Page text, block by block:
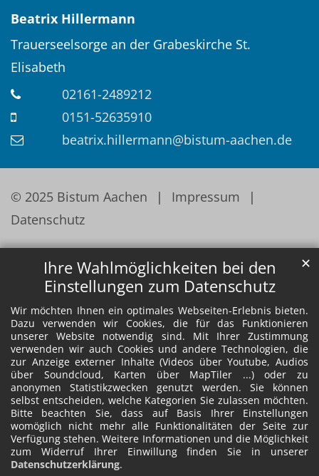
Ihre Wahlmöglichkeiten bei den
Einstellungen zum Datenschutz
Wir möchten Ihnen ein optimales Webseiten-Erlebnis bieten.
Dazu verwenden wir Cookies, die für das Funktionieren
unserer Website notwendig sind. Mit Ihrer Zustimmung
verwenden wir auch Cookies und andere Technologien, die
zur Anzeige externer Inhalte (Videos über Youtube, Audios
über Soundcloud, Karten über MapTiler ...) oder zu
anonymen Statistikzwecken genutzt werden. Sie können
selbst entscheiden, welche Kategorien Sie zulassen möchten.
Bitte beachten Sie, dass auf Basis Ihrer Einstellungen
womöglich nicht mehr alle Funktionalitäten der Seite zur
Verfügung stehen. Weitere Informationen und die Möglichkeit
zum Widerruf Ihrer Einwillung finden Sie in unserer
Datenschutzerklärung.
✕
Beatrix Hillermann
Trauerseelsorge an der Grabeskirche St.
Elisabeth
02161-2489212
0151-52635910
beatrix.hillermann@bistum-aachen.de
© 2025 Bistum Aachen
Impressum
Datenschutz